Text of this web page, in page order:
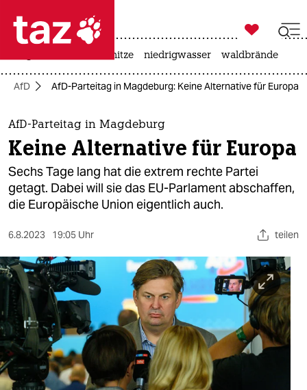
 taz zahl ich
taz zahl ich
themen
politik
öko
gesellschaft
sport
berlin
nord
wahrheit

taz zahl ich
hitze niedrigwasser waldbrände
AfD AfD-Parteitag in Magdeburg: Keine Alternative für Europa
AfD-Parteitag in Magdeburg
Keine Alternative für Europa
Sechs Tage lang hat die extrem rechte Partei
getagt. Dabei will sie das EU-Parlament abschaffen,
die Europäische Union eigentlich auch.
6.8.2023 19:05 Uhr teilen